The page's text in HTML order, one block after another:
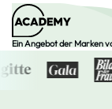
Ein Angebot der Marken